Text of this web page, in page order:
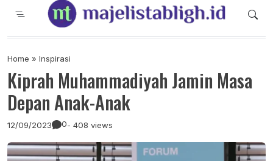
Majelis Tabligh Muhammadiyah
Syiar Dakwah Islam Berkemajuan dan
Home » Inspirasi
Kiprah Muhammadiyah Jamin Masa
Depan Anak-Anak
12/09/2023 0- 408 views